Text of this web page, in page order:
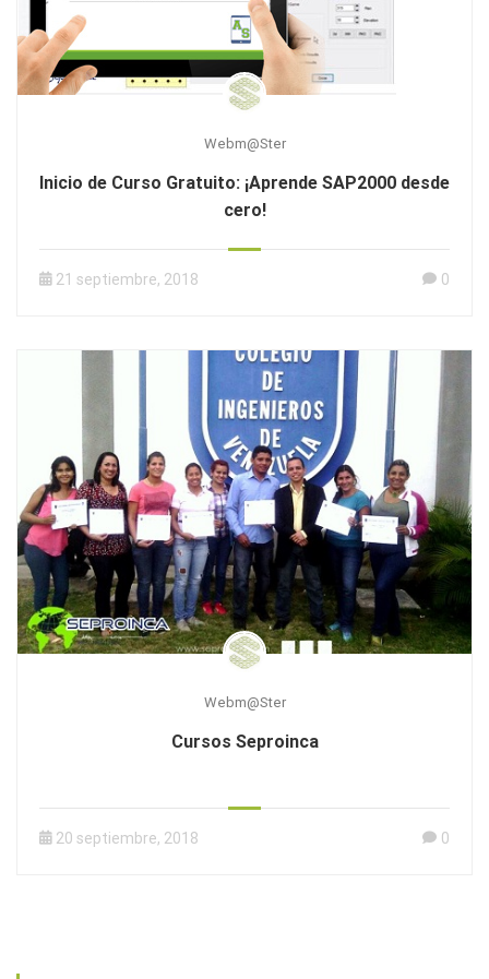
Webm@ster
Inicio de Curso Gratuito: ¡Aprende SAP2000 desde
cero!
21 septiembre, 2018 0
Webm@ster
Cursos Seproinca
20 septiembre, 2018 0